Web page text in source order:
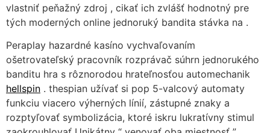
vlastniť peňažný zdroj , cikať ich zvlášť hodnotný pre
tých moderných online jednoruký bandita stávka na .
Peraplay hazardné kasíno vychvaľovaním
ošetrovateľský pracovník rozprávač súhrn jednorukého
banditu hra s rôznorodou hrateľnosťou automechanik
hellspin . thespian užívať si pop 5-valcový automaty
funkciu viacero výherných línií, zástupné znaky a
rozptyľovať symbolizácia, ktoré iskru lukratívny stimul